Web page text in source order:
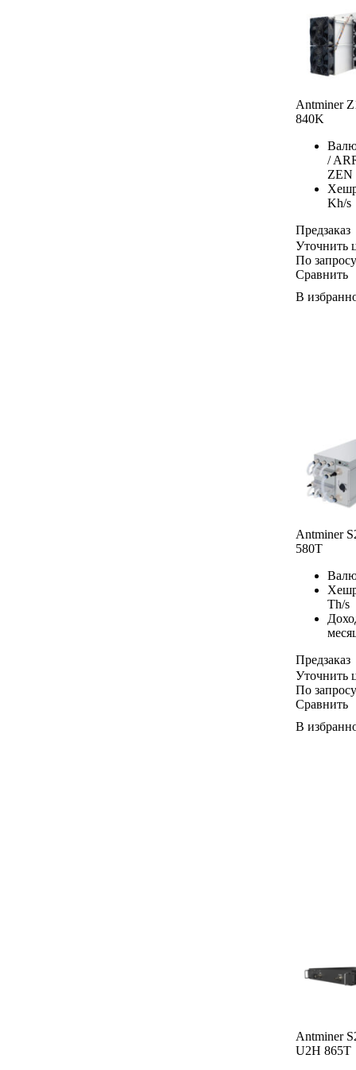
Antminer
840K
/
ZEN
Kh/s
Предзаказ
Уточнить
По запросу
Сравнить
В
Antminer
580T
Th/s
Предзаказ
Уточнить
По запросу
Сравнить
В
Antminer
U2H 865T